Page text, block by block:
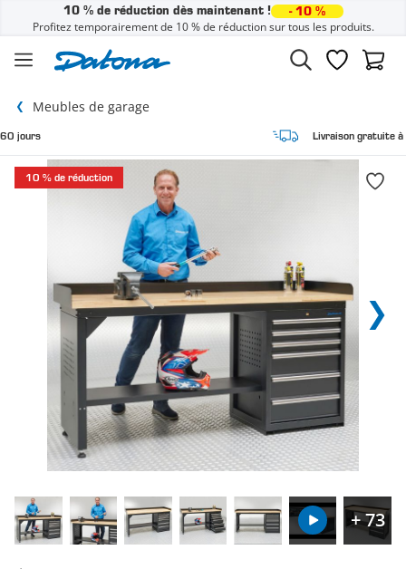
10 % de réduction dès maintenant ! - 10 %
Profitez temporairement de 10 % de réduction sur tous les produits.
Liste dePanier
Meubles de garage
Livraison gratuite à domicile
10 % de réduction
+ 73